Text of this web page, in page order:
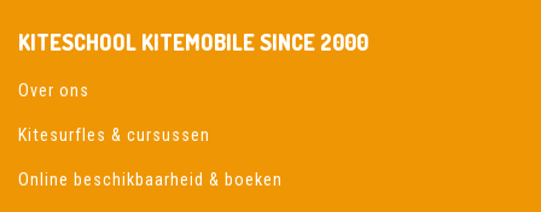
KITESCHOOL KITEMOBILE SINCE 2000
Over ons
Kitesurfles & cursussen
Online beschikbaarheid & boeken